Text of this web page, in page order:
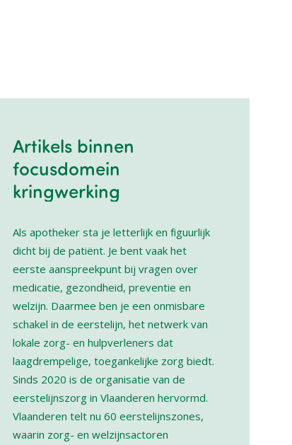
Artikels binnen
focusdomein
kringwerking
Als apotheker sta je letterlijk en figuurlijk
dicht bij de patiënt. Je bent vaak het
eerste aanspreekpunt bij vragen over
medicatie, gezondheid, preventie en
welzijn. Daarmee ben je een onmisbare
schakel in de eerstelijn, het netwerk van
lokale zorg- en hulpverleners dat
laagdrempelige, toegankelijke zorg biedt.
Sinds 2020 is de organisatie van de
eerstelijnszorg in Vlaanderen hervormd.
Vlaanderen telt nu 60 eerstelijnszones,
waarin zorg- en welzijnsactoren